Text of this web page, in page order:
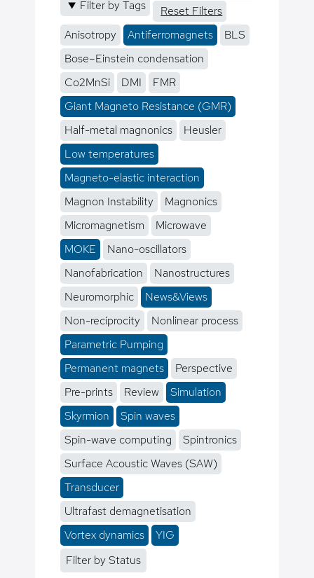
Filter by Tags
Reset Filters
Anisotropy
Antiferromagnets
BLS
Bose–Einstein condensation
Co2MnSi
DMI
FMR
Giant Magneto Resistance (GMR)
Half-metal magnonics
Heusler
Low temperatures
Magneto-elastic interaction
Magnon Instability
Magnonics
Micromagnetism
Microwave
MOKE
Nano-oscillators
Nanofabrication
Nanostructures
Neuromorphic
News&Views
Non-reciprocity
Nonlinear process
Parametric Pumping
Permanent magnets
Perspective
Pre-prints
Review
Simulation
Skyrmion
Spin waves
Spin-wave computing
Spintronics
Surface Acoustic Waves (SAW)
Transducer
Ultrafast demagnetisation
Vortex dynamics
YIG
Filter by Status